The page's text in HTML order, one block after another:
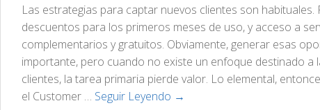
Las estrategias para captar nuevos clientes son habituales.
descuentos para los primeros meses de uso, y acceso a
complementarios y gratuitos. Obviamente, generar esas
importante, pero cuando no existe un enfoque destinado a
clientes, la tarea primaria pierde valor. Lo elemental,
el Customer … Seguir Leyendo →